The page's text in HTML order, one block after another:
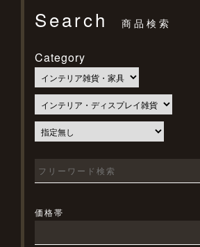
Search 商品検索
Category
価格帯